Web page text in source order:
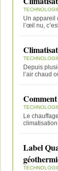
Un appareil
l’œil nu,
Depuis
l’air chaud
Le
Label